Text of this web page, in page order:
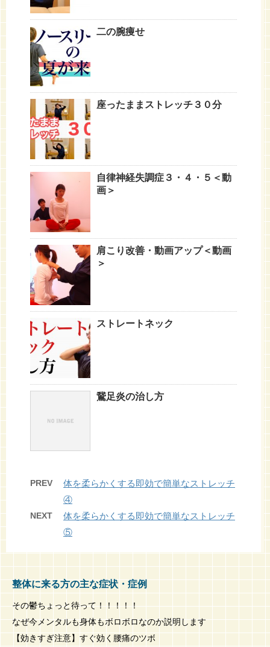
二の腕痩せ
座ったままストレッチ３０分
自律神経失調症３・４・５＜動
画＞
肩こり改善・動画アップ＜動画
＞
ストレートネック
鵞足炎の治し方
PREV
体を柔らかくする即効で簡単なストレッチ
④
NEXT
体を柔らかくする即効で簡単なストレッチ
⑤
整体に来る方の主な症状・症例
その鬱ちょっと待って！！！！！
なぜ今メンタルも身体もボロボロなのか説明します
【効きすぎ注意】すぐ効く腰痛のツボ